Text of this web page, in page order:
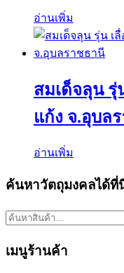
อ่านเพิ่ม
สมเด็จลุน
แก้ง จ.อุบล
อ่านเพิ่ม
ค้นหาวัตถุมงคลได้ที่
ค้นหา:
เมนูร้านค้า